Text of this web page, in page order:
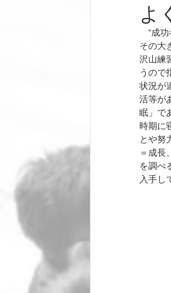
よ
”成功
その大
沢山練
うので
状況が
活等が
眠」で
時期に
とや努
＝成長
を調べ
入手し